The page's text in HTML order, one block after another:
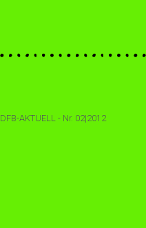
DFB-AKTUELL - Nr. 02|2012